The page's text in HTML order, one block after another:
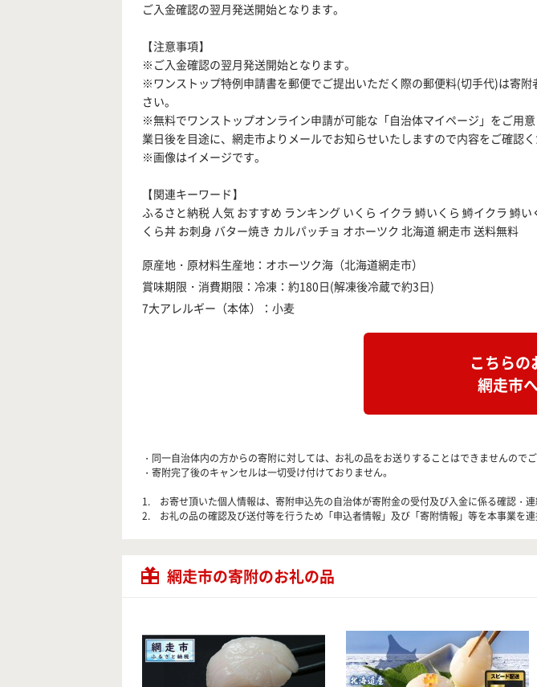
ご入金確認の翌月発送開始となります。
【注意事項】
※ご入金確認の翌月発送開始となります。
※ワンストップ特例申請書を郵便でご提出いただく際の郵便料(切手代)は寄
さい。
※無料でワンストップオンライン申請が可能な「自治体マイページ」をご用
業日後を目途に、網走市よりメールでお知らせいたしますので内容をご確認く
※画像はイメージです。
【関連キーワード】
ふるさと納税 人気 おすすめ ランキング いくら イクラ 鱒いくら 鱒イクラ 鱒
くら丼 お刺身 バター焼き カルパッチョ オホーツク 北海道 網走市 送料無料
原産地・原材料生産地：オホーツク海（北海道網走市）
賞味期限・消費期限：冷凍：約180日(解凍後冷蔵で約3日)
7大アレルギー（本体）：小麦
こちらの
網走市
・同一自治体内の方からの寄附に対しては、お礼の品をお送りすることはできませんのでご
・寄附完了後のキャンセルは一切受け付けておりません。
1. お寄せ頂いた個人情報は、寄附申込先の自治体が寄附金の受付及び入金に係る確認・
2. お礼の品の確認及び送付等を行うため「申込者情報」及び「寄附情報」等を本事業を連
網走市の寄附のお礼の品